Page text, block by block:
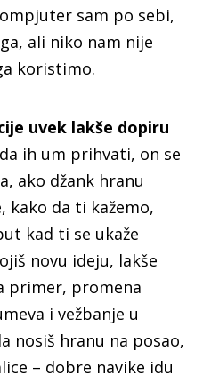
sam po sebi,
ali niko nam nije
koristimo.
uvek lakše dopiru
ih um prihvati, on se
ako džank hranu
kako da ti kažemo,
kad ti se ukaže
novu ideju, lakše
primer, promena
i vežbanje u
nosiš hranu na posao,
– dobre navike idu